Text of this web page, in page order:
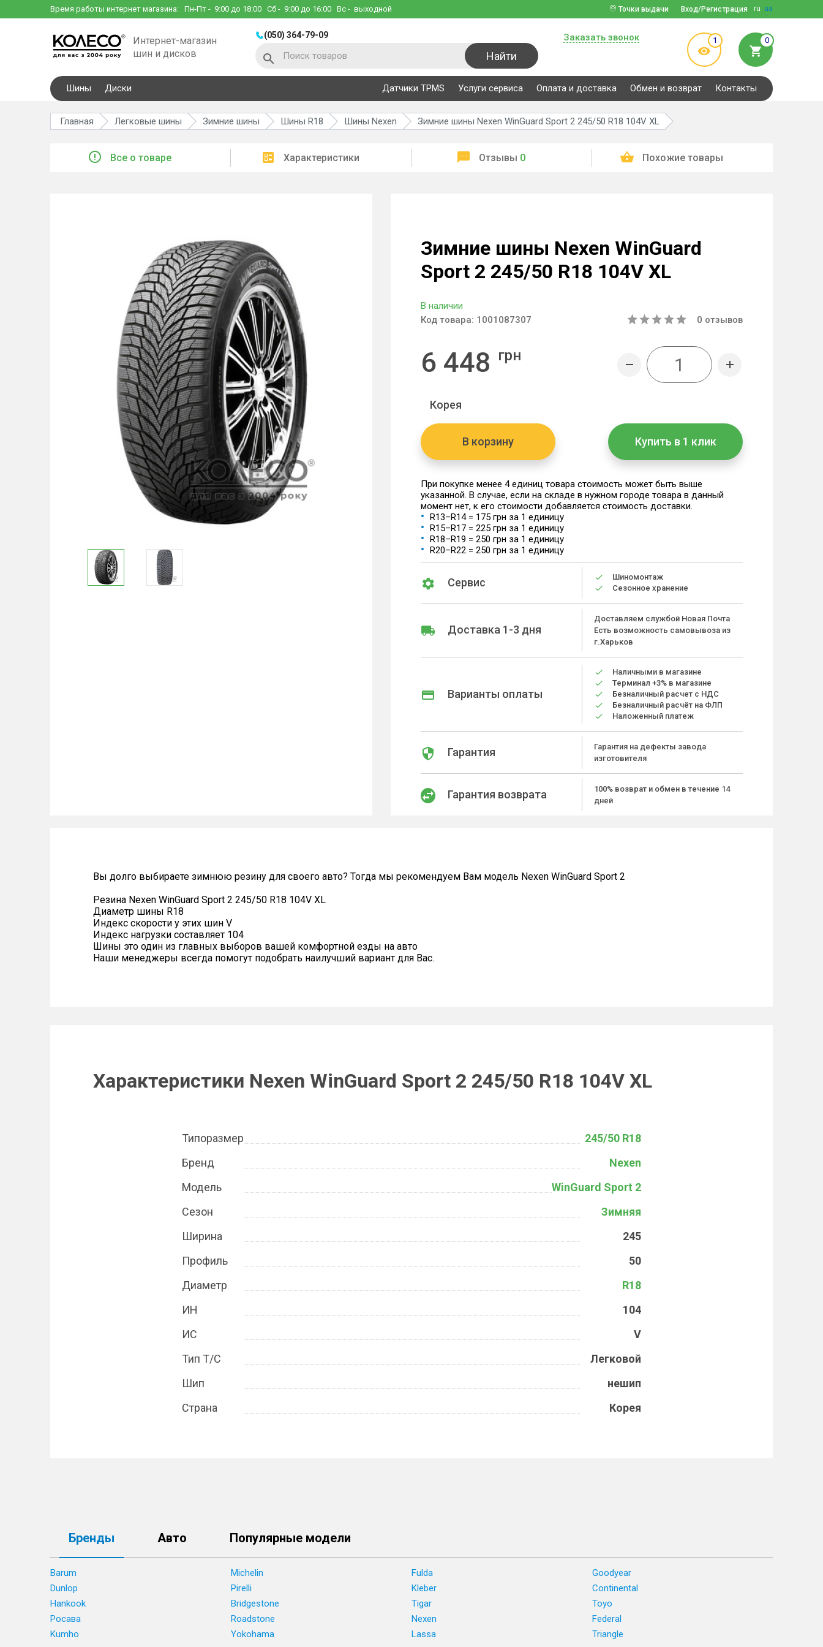
Время работы интернет магазина: Пн-Пт - 9:00 до 18:00 Сб - 9:00 до 16:00 Вс - выходной ru ua
Вход/Регистрация
Точки выдачи
Интернет-магазин
шин и дисков
(050) 364-79-09
Найти
Заказать звонок 1 0
Шины Диски Датчики TPMS Услуги сервиса Оплата и доставка Обмен и возврат Контакты
Главная Легковые шины Зимние шины Шины R18 Шины Nexen Зимние шины Nexen WinGuard Sport 2 245/50 R18 104V XL
Все о товаре Характеристики Отзывы 0 Похожие товары
Зимние шины Nexen WinGuard
Sport 2 245/50 R18 104V XL
В наличии
Код товара: 1001087307 0 отзывов
6 448 грн
Корея
В корзину Купить в 1 клик
При покупке менее 4 единиц товара стоимость может быть выше
указанной. В случае, если на складе в нужном городе товара в данный
момент нет, к его стоимости добавляется стоимость доставки.
R13–R14 = 175 грн за 1 единицу
R15–R17 = 225 грн за 1 единицу
R18–R19 = 250 грн за 1 единицу
R20–R22 = 250 грн за 1 единицу
Сервис
Шиномонтаж
Сезонное хранение
Доставка 1-3 дня
Доставляем службой Новая Почта
Есть возможность самовывоза из
г.Харьков
Варианты оплаты
Наличными в магазине
Терминал +3% в магазине
Безналичный расчет с НДС
Безналичный расчёт на ФЛП
Наложенный платеж
Гарантия
Гарантия на дефекты завода
изготовителя
Гарантия возврата
100% возврат и обмен в течение 14
дней
Вы долго выбираете зимнюю резину для своего авто? Тогда мы рекомендуем Вам модель Nexen WinGuard Sport 2
Резина Nexen WinGuard Sport 2 245/50 R18 104V XL
Диаметр шины R18
Индекс скорости у этих шин V
Индекс нагрузки составляет 104
Шины это один из главных выборов вашей комфортной езды на авто
Наши менеджеры всегда помогут подобрать наилучший вариант для Вас.
Характеристики Nexen WinGuard Sport 2 245/50 R18 104V XL
Типоразмер
245/50 R18
Бренд
Nexen
Модель
WinGuard Sport 2
Сезон
Зимняя
Ширина
245
Профиль
50
Диаметр
R18
ИН
104
ИС
V
Тип Т/С
Легковой
Шип
нешип
Страна
Корея
Бренды Авто Популярные модели
Barum Michelin Fulda
Goodyear
Dunlop
Pirelli Kleber
Continental
Hankook
Bridgestone Tigar
Toyo
Росава
Roadstone Nexen
Federal
Kumho
Yokohama Lassa Triangle